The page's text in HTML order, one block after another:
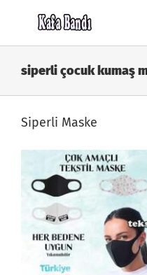
siperli çocuk kumaş
Siperli Maske